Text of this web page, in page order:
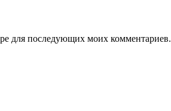
для последующих моих комментариев.